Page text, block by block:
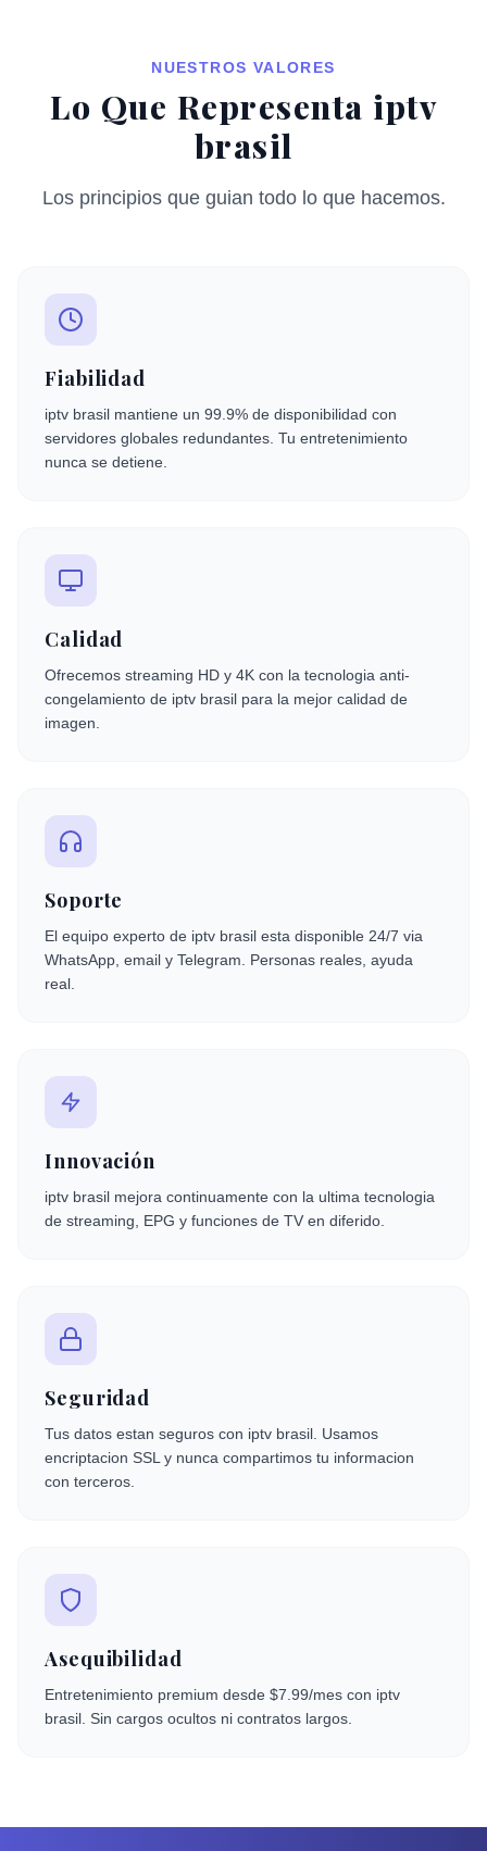
NUESTROS VALORES
Lo Que Representa iptv
brasil
Los principios que guian todo lo que hacemos.
Fiabilidad
iptv brasil mantiene un 99.9% de disponibilidad con
servidores globales redundantes. Tu entretenimiento
nunca se detiene.
Calidad
Ofrecemos streaming HD y 4K con la tecnologia anti-
congelamiento de iptv brasil para la mejor calidad de
imagen.
Soporte
El equipo experto de iptv brasil esta disponible 24/7 via
WhatsApp, email y Telegram. Personas reales, ayuda
real.
Innovación
iptv brasil mejora continuamente con la ultima tecnologia
de streaming, EPG y funciones de TV en diferido.
Seguridad
Tus datos estan seguros con iptv brasil. Usamos
encriptacion SSL y nunca compartimos tu informacion
con terceros.
Asequibilidad
Entretenimiento premium desde $7.99/mes con iptv
brasil. Sin cargos ocultos ni contratos largos.